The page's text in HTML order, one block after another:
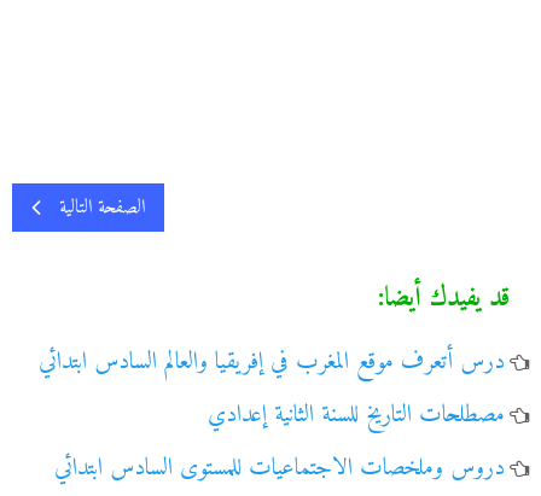
الصفحة التالية
قد يفيدك أيضا:
درس أتعرف موقع المغرب في إفريقيا والعالم السادس ابتدائي
مصطلحات التاريخ للسنة الثانية إعدادي
دروس وملخصات الاجتماعيات للمستوى السادس ابتدائي